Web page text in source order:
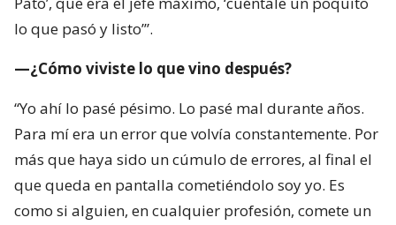
lo que pasó y listo’”.
—¿Cómo viviste lo que vino después?
“Yo ahí lo pasé pésimo. Lo pasé mal durante años.
Para mí era un error que volvía constantemente. Por
más que haya sido un cúmulo de errores, al final el
que queda en pantalla cometiéndolo soy yo. Es
como si alguien, en cualquier profesión, comete un